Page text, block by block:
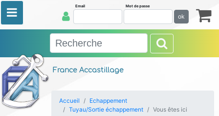
France Accastillage
Email Mot de passe
ok
Accueil
Echappement
Tuyau/Sortie échappement
Vous êtes ici